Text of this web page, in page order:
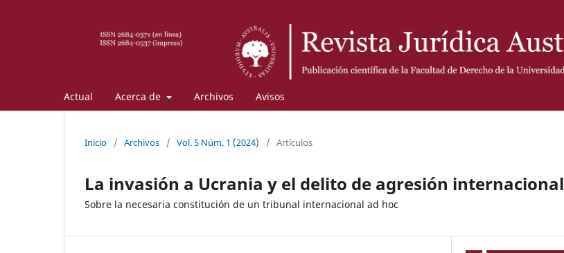
Actual Acerca de Archivos Avisos
Inicio / Archivos / Vol. 5 Núm. 1 (2024) / Artículos
La invasión a Ucrania y el delito de agresión internacional
Sobre la necesaria constitución de un tribunal internacional ad hoc